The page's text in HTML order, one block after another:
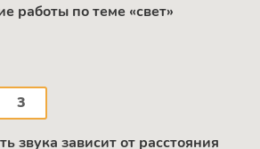
работы по теме «свет»
3
звука зависит от расстояния